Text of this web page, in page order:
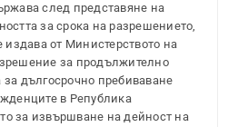
след представяне на
за срока на разрешението,
издава от Министерството на
за продължително
дългосрочно пребиваване
в Република
за извършване на дейност на